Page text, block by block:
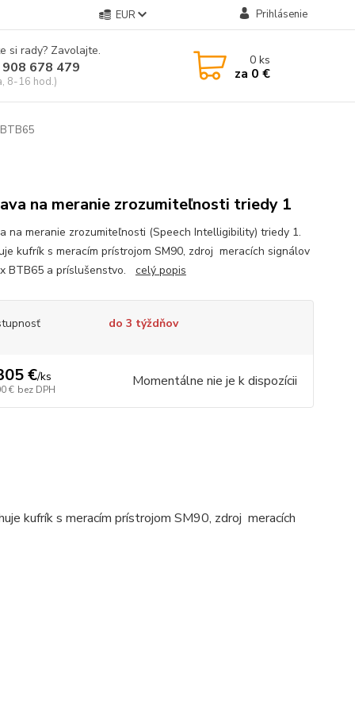
EUR Prihlásenie
si rady? Zavolajte.
678 479
8-16 hod.)
0ks
za 0 €
na meranie zrozumiteľnosti triedy 1
na meranie zrozumiteľnosti (Speech Intelligibility) triedy 1.
kufrík s meracím prístrojom SM90, zdroj meracích signálov
BTB65 a príslušenstvo. celý popis
do 3 týždňov
€/ks
€ bez DPH Momentálne nie je k dispozícii
kufrík s meracím prístrojom SM90, zdroj meracích